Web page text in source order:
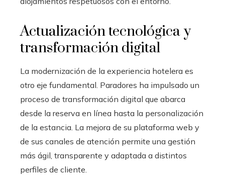
Actualización tecnológica y
transformación digital
La modernización de la experiencia hotelera es
otro eje fundamental. Paradores ha impulsado un
proceso de transformación digital que abarca
desde la reserva en línea hasta la personalización
de la estancia. La mejora de su plataforma web y
de sus canales de atención permite una gestión
más ágil, transparente y adaptada a distintos
perfiles de cliente.